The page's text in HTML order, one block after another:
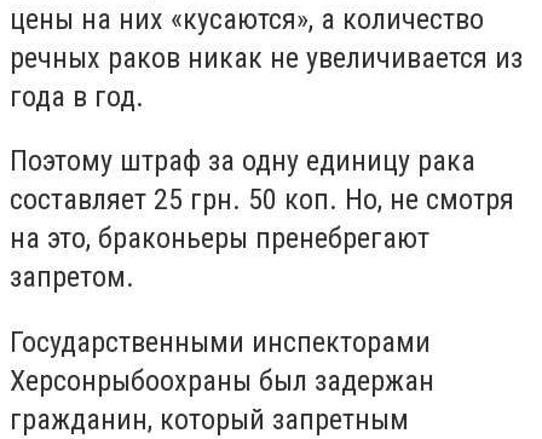
цены на них «кусаются», а количество
речных раков никак не увеличивается из
года в год.
Поэтому штраф за одну единицу рака
составляет 25 грн. 50 коп. Но, не смотря
на это, браконьеры пренебрегают
запретом.
Государственными инспекторами
Херсонрыбоохраны был задержан
гражданин, который запретным